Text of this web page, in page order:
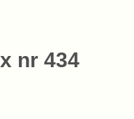
nr 434